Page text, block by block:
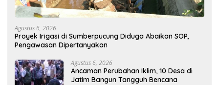
Agustus 6, 2026
Proyek Irigasi di Sumberpucung Diduga Abaikan SOP,
Pengawasan Dipertanyakan
Agustus 6, 2026
Ancaman Perubahan Iklim, 10 Desa di
Jatim Bangun Tangguh Bencana